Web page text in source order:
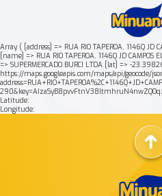
Array ( [address] => RUA RIO TAPEROA, 1146Q JD
[name] => RUA RIO TAPEROA, 1146Q JD
=> SUPERMERCADO BURCI LTDA [lat] => -
https://maps.googleapis.com/maps/api/geocode/
Latitude:
Longitude:
Mais buscados: Produtos
Nossa história